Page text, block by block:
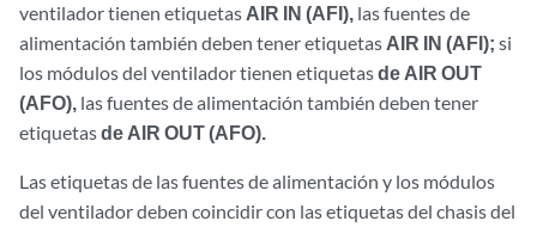
ventilador tienen etiquetas AIR IN (AFI), las fuentes de
alimentación también deben tener etiquetas AIR IN (AFI); si
los módulos del ventilador tienen etiquetasde AIR OUT
(AFO), las fuentes de alimentación también deben tener
etiquetasde AIR OUT (AFO).
Las etiquetas de las fuentes de alimentación y los módulos
del ventilador deben coincidir con las etiquetas del chasis del